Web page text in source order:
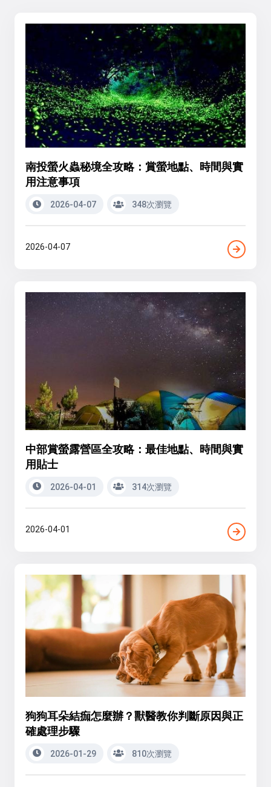
南投螢火蟲秘境全攻略：賞螢地點、時間與實
用注意事項
2026-04-07 348次瀏覽
2026-04-07
中部賞螢露營區全攻略：最佳地點、時間與實
用貼士
2026-04-01 314次瀏覽
2026-04-01
狗狗耳朵結痂怎麼辦？獸醫教你判斷原因與正
確處理步驟
2026-01-29 810次瀏覽